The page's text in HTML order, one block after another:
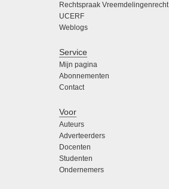
Rechtspraak Vreemdelingenrecht
UCERF
Weblogs
Service
Mijn pagina
Abonnementen
Contact
Voor
Auteurs
Adverteerders
Docenten
Studenten
Ondernemers